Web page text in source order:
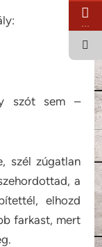
szót sem –
szél zúgatlan
a
elhozd
farkast, mert
…